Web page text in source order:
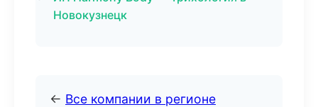
Новокузнецк
← Все компании в регионе